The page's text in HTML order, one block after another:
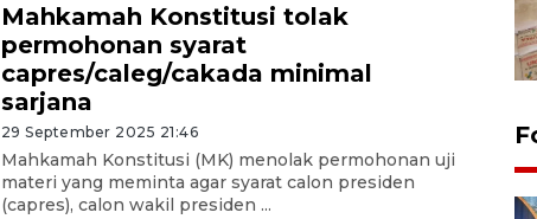
Mahkamah Konstitusi tolak
permohonan syarat
capres/caleg/cakada minimal
sarjana
29 September 2025 21:46
Mahkamah Konstitusi (MK) menolak permohonan uji
materi yang meminta agar syarat calon presiden
(capres), calon wakil presiden ...